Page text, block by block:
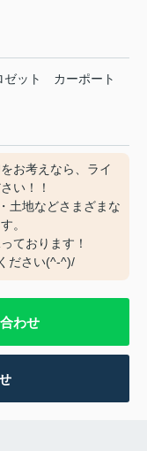
ット
カーポート
お考えなら、ライ
い！！
土地などさまざまな
。
ております！
ださい‍(^-^)/
わせ